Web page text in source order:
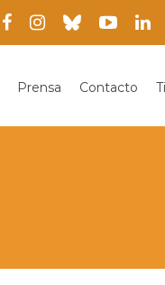
Prensa Contacto